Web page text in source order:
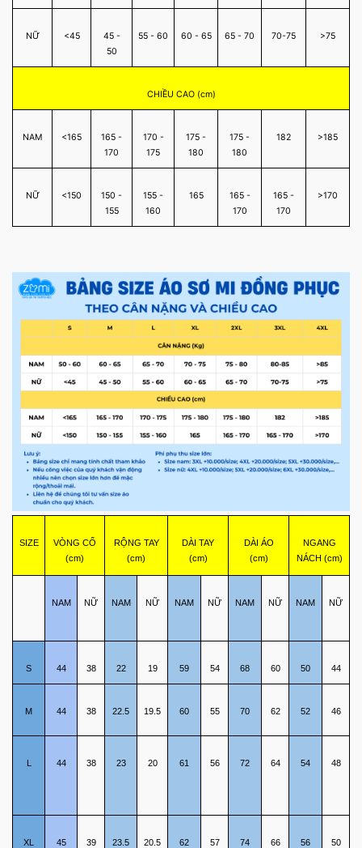
NỮ <45
45 -
50
55 - 60 60 - 65 65 - 70 70-75 >75
CHIỀU CAO (cm)
NAM <165
165 -
170
170 -
175
175 -
180
175 -
180
182 >185
NỮ <150
150 -
155
155 -
160
165
165 -
170
165 -
170
>170
SIZE
VÒNG CỔ
(cm)
RỘNG TAY
(cm)
DÀI TAY
(cm)
DÀI ÁO
(cm)
NGANG
NÁCH (cm)
NAM NỮ NAM NỮ NAM NỮ NAM NỮ NAM NỮ
S 44 38 22 19 59 54 68 60 50 44
M 44 38 22.5 19.5 60 55 70 62 52 46
L 44 38 23 20 61 56 72 64 54 48
XL 45 39 23.5 20.5 62 57 74 66 56 50